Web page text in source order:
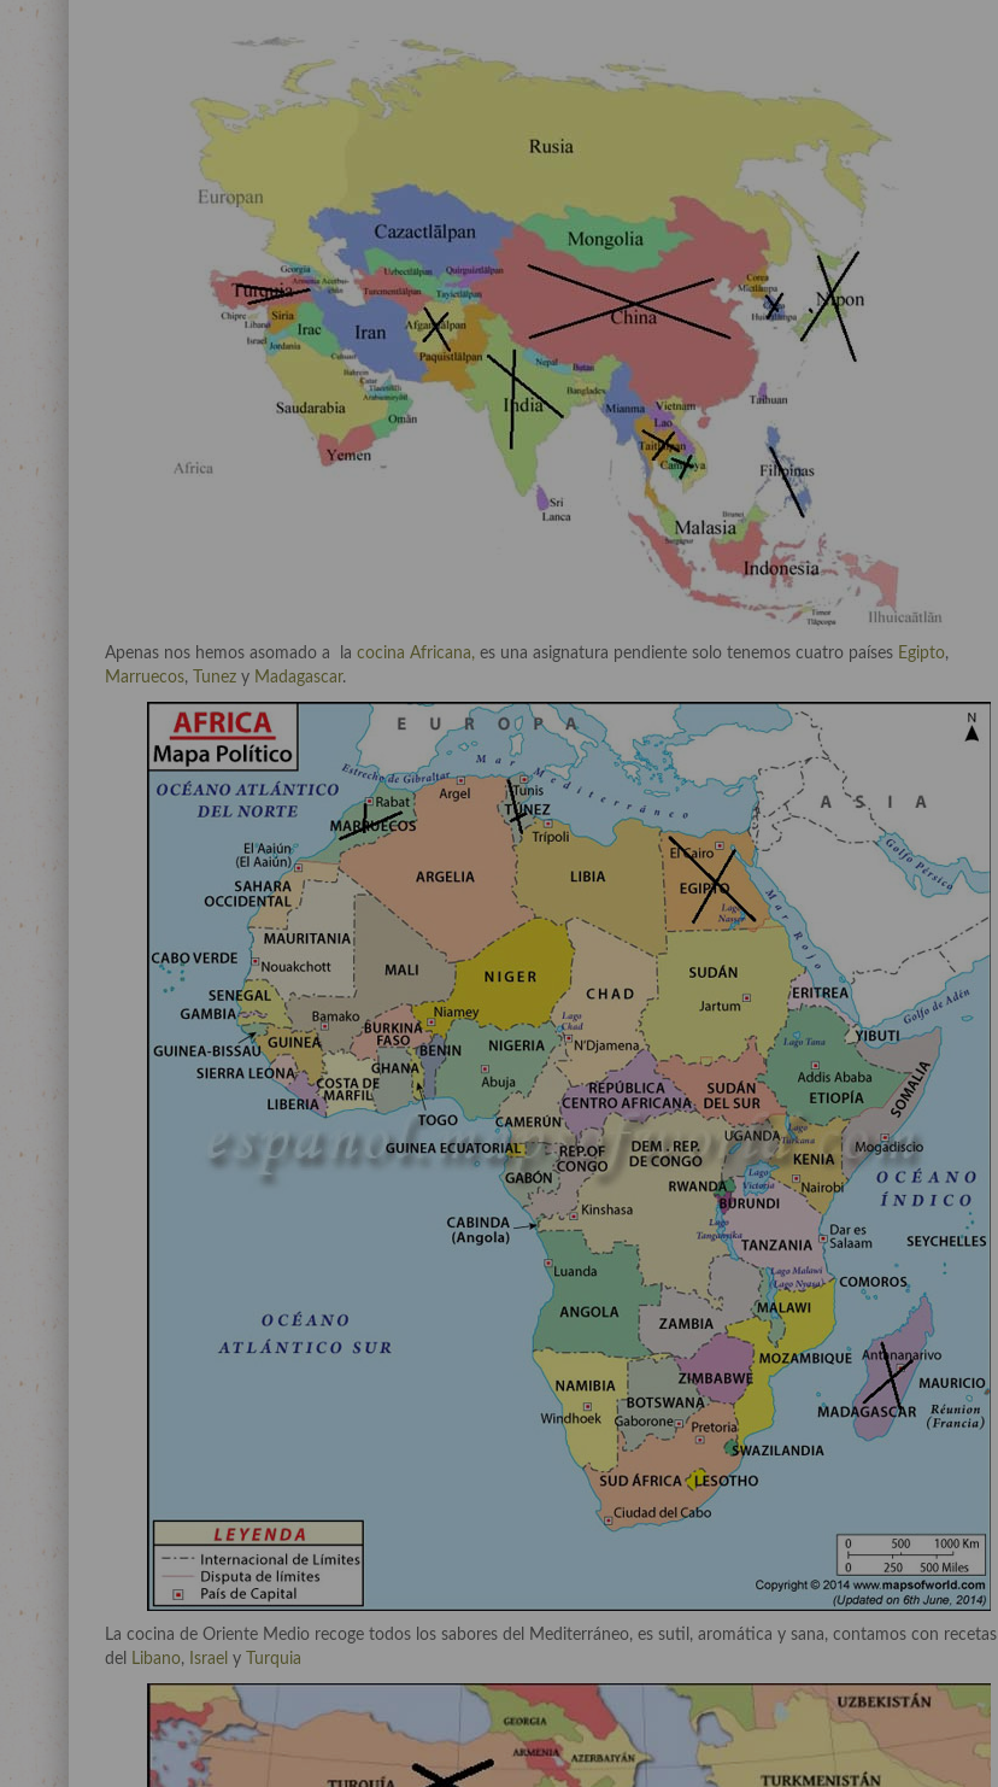
Apenas nos hemos asomado a la cocina Africana, es una asignatura pendiente solo tenemos cuatro países Egipto,
Marruecos, Tunez y Madagascar.
La cocina de Oriente Medio recoge todos los sabores del Mediterráneo, es sutil, aromática y sana, contamos con recetas
del
Libano, Israel y Turquia